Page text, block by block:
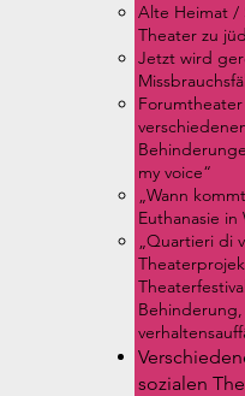
Alte Heimat /
Theater zu
Jetzt wird
my voice“
„Wann
Euthanasie
„Quartieri di
sozialen